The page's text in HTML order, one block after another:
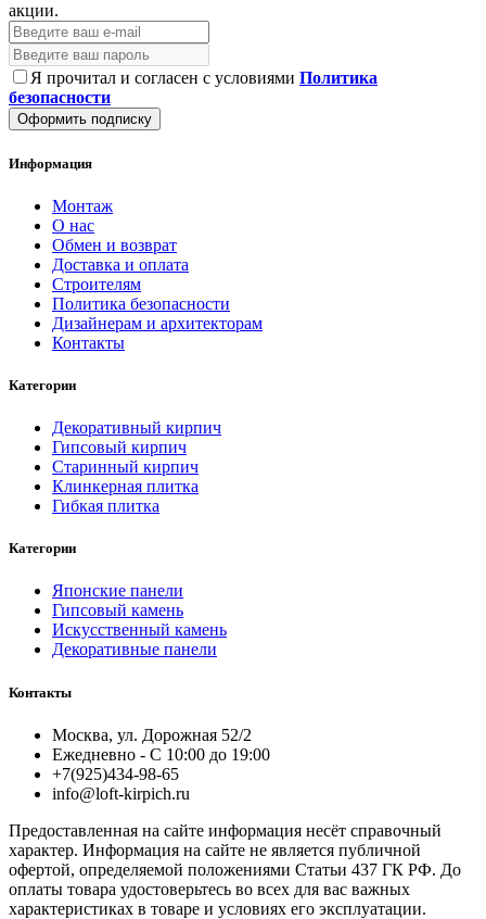
акции.
Я прочитал и согласен с условиями Политика
безопасности
Оформить подписку
Информация
Монтаж
О нас
Обмен и возврат
Доставка и оплата
Строителям
Политика безопасности
Дизайнерам и архитекторам
Контакты
Категории
Декоративный кирпич
Гипсовый кирпич
Старинный кирпич
Клинкерная плитка
Гибкая плитка
Категории
Японские панели
Гипсовый камень
Искусственный камень
Декоративные панели
Контакты
Москва, ул. Дорожная 52/2
Ежедневно - С 10:00 до 19:00
+7(925)434-98-65
info@loft-kirpich.ru
Предоставленная на сайте информация несёт справочный
характер. Информация на сайте не является публичной
офертой, определяемой положениями Статьи 437 ГК РФ. До
оплаты товара удостоверьтесь во всех для вас важных
характеристиках в товаре и условиях его эксплуатации.